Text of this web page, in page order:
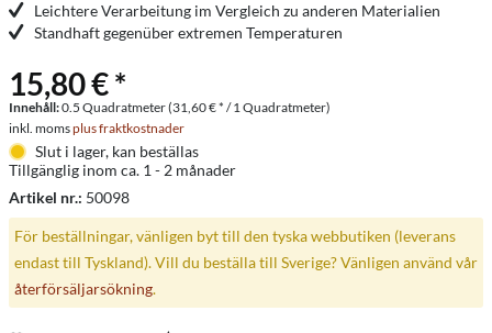
Leichtere Verarbeitung im Vergleich zu anderen Materialien
Standhaft gegenüber extremen Temperaturen
15,80 € *
Innehåll:0.5 Quadratmeter (31,60 € * / 1 Quadratmeter)
inkl. momsplus fraktkostnader
Slut i lager, kan beställas
Tillgänglig inom ca. 1 - 2 månader
Artikel nr.: 50098
För beställningar, vänligen byt till den tyska webbutiken (leverans
endast till Tyskland). Vill du beställa till Sverige? Vänligen använd vår
återförsäljarsökning.